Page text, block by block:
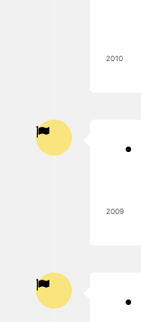
2010
2009